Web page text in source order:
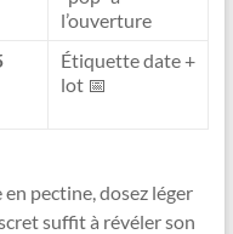
l’ouverture
Étiquette date +
lot 📅
pectine, dosez léger
suffit à révéler son